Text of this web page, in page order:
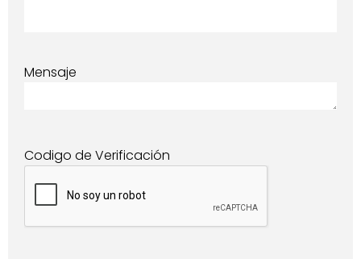
Mensaje
Codigo de Verificación